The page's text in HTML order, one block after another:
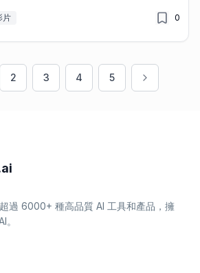
片 0
2 3 4 5
過 6000+ 種高品質 AI 工具和產品，擁